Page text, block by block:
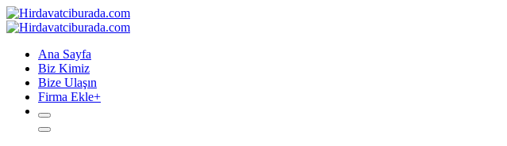
Ana Sayfa
Biz Kimiz
Bize Ulaşın
Firma Ekle+